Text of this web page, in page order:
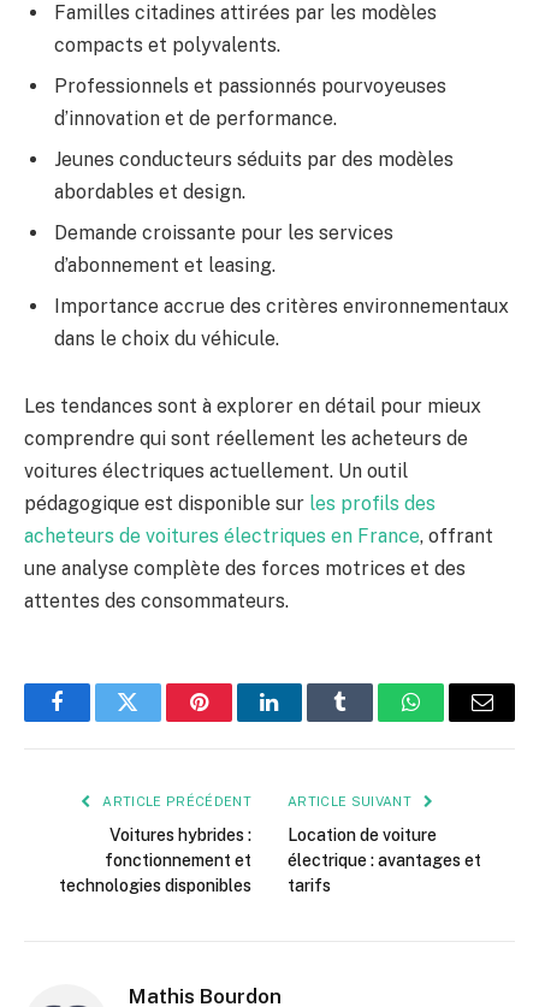
Familles citadines attirées par les modèles
compacts et polyvalents.
Professionnels et passionnés pourvoyeuses
d’innovation et de performance.
Jeunes conducteurs séduits par des modèles
abordables et design.
Demande croissante pour les services
d’abonnement et leasing.
Importance accrue des critères environnementaux
dans le choix du véhicule.
Les tendances sont à explorer en détail pour mieux
comprendre qui sont réellement les acheteurs de
voitures électriques actuellement. Un outil
pédagogique est disponible sur les profils des
acheteurs de voitures électriques en France, offrant
une analyse complète des forces motrices et des
attentes des consommateurs.
FacebookTwitter PinterestLinkedInTumblr WhatsApp
E-
ARTICLE PRÉCÉDENT
Voitures hybrides :
fonctionnement et
technologies disponibles
ARTICLE SUIVANT
Location de voiture
électrique : avantages et
tarifs
Mathis Bourdon